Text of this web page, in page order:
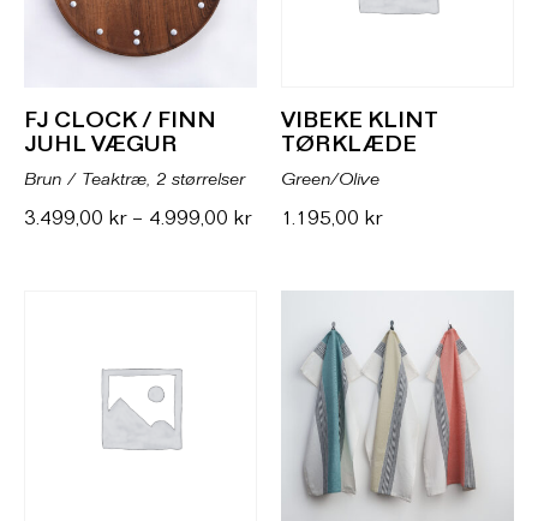
FJ CLOCK / FINN
JUHL VÆGUR
Brun / Teaktræ, 2 størrelser
3.499,00 kr – 4.999,00 kr
VIBEKE KLINT
TØRKLÆDE
Green/Olive
1.195,00 kr